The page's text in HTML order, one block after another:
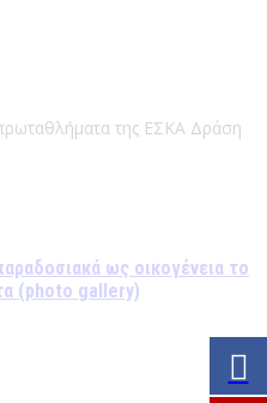
της ΕΣΚΑ Δράση
ως οικογένεια το
(photo gallery)